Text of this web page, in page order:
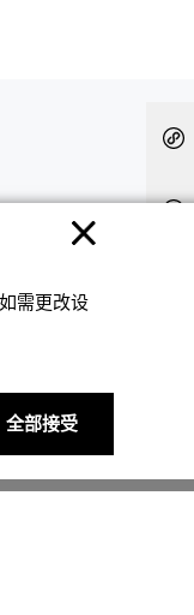
需更改设
全部接受